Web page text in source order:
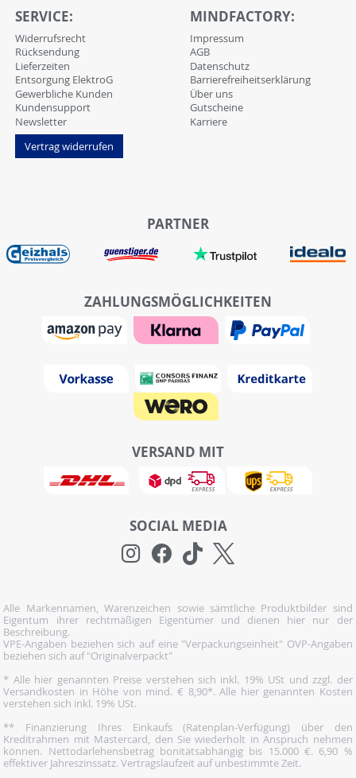
SERVICE:
Widerrufsrecht
Rücksendung
Lieferzeiten
Entsorgung ElektroG
Gewerbliche Kunden
Kundensupport
Newsletter
Vertrag widerrufen
MINDFACTORY:
Impressum
AGB
Datenschutz
Barrierefreiheitserklärung
Über uns
Gutscheine
Karriere
PARTNER
ZAHLUNGSMÖGLICHKEITEN
VERSAND MIT
SOCIAL MEDIA
Alle Markennamen, Warenzeichen sowie sämtliche Produktbilder sind
Eigentum ihrer rechtmäßigen Eigentümer und dienen hier nur der
Beschreibung.
VPE-Angaben beziehen sich auf eine "Verpackungseinheit" OVP-Angaben
beziehen sich auf "Originalverpackt"
* Alle hier genannten Preise verstehen sich inkl. 19% USt und zzgl. der
Versandkosten in Höhe von mind. € 8,90*. Alle hier genannten Kosten
verstehen sich inkl. 19% USt.
** Finanzierung Ihres Einkaufs (Ratenplan-Verfügung) über den
Kreditrahmen mit Mastercard, den Sie wiederholt in Anspruch nehmen
können. Nettodarlehensbetrag bonitätsabhängig bis 15.000 €. 6,90 %
effektiver Jahreszinssatz. Vertragslaufzeit auf unbestimmte Zeit.